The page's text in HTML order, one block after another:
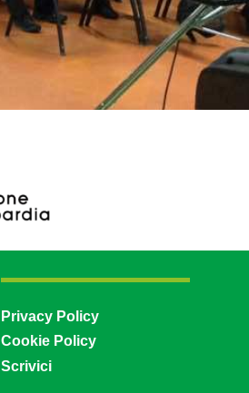
Privacy Policy
Cookie Policy
Scrivici